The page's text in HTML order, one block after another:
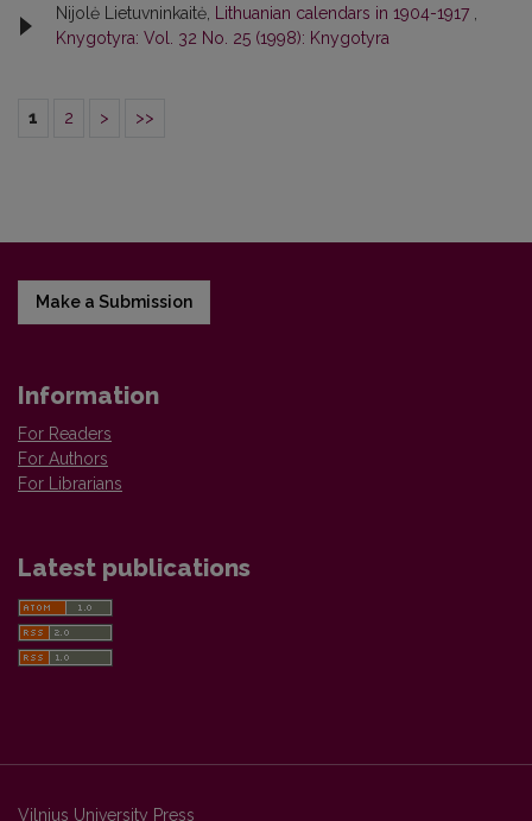
Nijolė Lietuvninkaitė, Lithuanian calendars in 1904-1917
Knygotyra: Vol. 32 No. 25 (1998): Knygotyra
1 2 > >>
Make a Submission
Information
For Readers
For Authors
For Librarians
Latest publications
Vilnius University Press